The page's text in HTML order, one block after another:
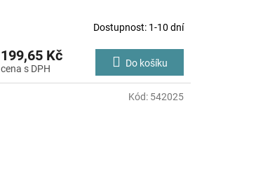
Dostupnost: 1-10 dní
199,65 Kč Do košíku
Kód: 542025